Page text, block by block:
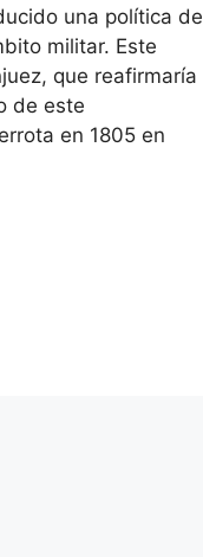
una política de
militar. Este
que reafirmaría
de este
en 1805 en